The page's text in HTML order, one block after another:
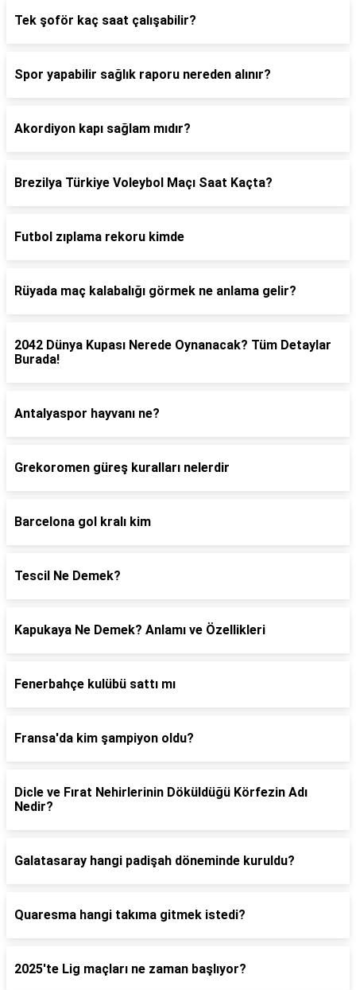
Tek şoför kaç saat çalışabilir?
Spor yapabilir sağlık raporu nereden alınır?
Akordiyon kapı sağlam mıdır?
Brezilya Türkiye Voleybol Maçı Saat Kaçta?
Futbol zıplama rekoru kimde
Rüyada maç kalabalığı görmek ne anlama gelir?
2042 Dünya Kupası Nerede Oynanacak? Tüm Detaylar
Burada!
Antalyaspor hayvanı ne?
Grekoromen güreş kuralları nelerdir
Barcelona gol kralı kim
Tescil Ne Demek?
Kapukaya Ne Demek? Anlamı ve Özellikleri
Fenerbahçe kulübü sattı mı
Fransa'da kim şampiyon oldu?
Dicle ve Fırat Nehirlerinin Döküldüğü Körfezin Adı
Nedir?
Galatasaray hangi padişah döneminde kuruldu?
Quaresma hangi takıma gitmek istedi?
2025'te Lig maçları ne zaman başlıyor?